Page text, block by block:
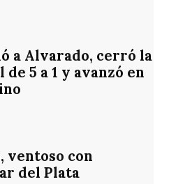
a Alvarado, cerró la
5 a 1 y avanzó en
ventoso con
del Plata